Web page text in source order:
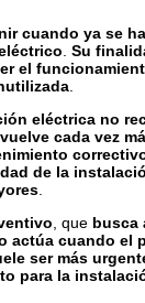
cuando ya se
Su
el
eléctrica no
cada vez
de la
, que busca
actúa cuando el
ser más
para la